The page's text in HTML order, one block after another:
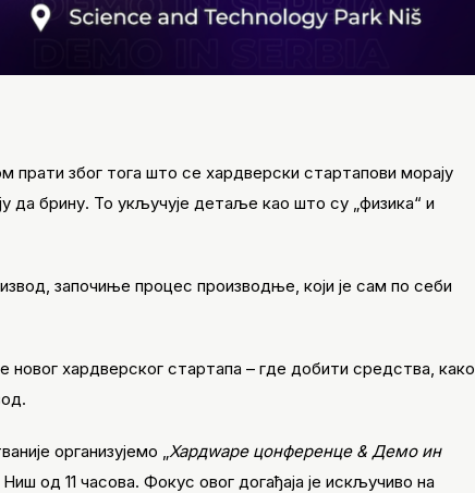
прати због тога што се хардверски стартапови морају
да брину. То укључује детаље као што су „физика“ и
започиње процес производње, који је сам по себи
новог хардверског стартапа – где добити средства, како
организујемо „ Хардwаре цонференце & Демо ин
од 11 часова. Фокус овог догађаја је искључиво на